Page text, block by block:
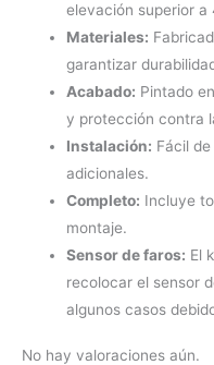
elevación superior a
Materiales:
garantizar
Acabado: Pintado
y protección contra
Instalación: Fácil
adicionales.
Completo: Incluye
montaje.
Sensor de faros: El
recolocar el sensor
algunos casos
No hay valoraciones aún.